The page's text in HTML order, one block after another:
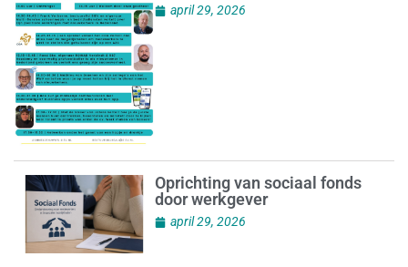
april 29, 2026
Oprichting van sociaal fonds
door werkgever
april 29, 2026